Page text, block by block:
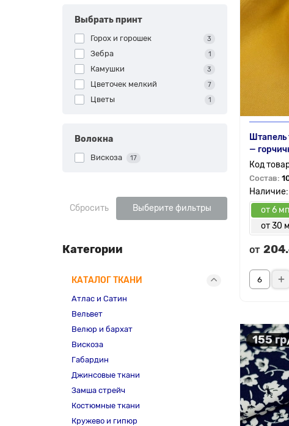
Выбрать принт
Горох и горошек 3
Зебра 1
Камушки 3
Цветочек мелкий 7
Цветы 1
Волокна
Вискоза 17
Сбросить Выберите фильтры
Категории
КАТАЛОГ ТКАНИ
Атлас и Сатин
Вельвет
Велюр и бархат
Вискоза
Габардин
Джинсовые ткани
Замша стрейч
Костюмные ткани
Кружево и гипюр
Штапель
—
Состав:
от 6 мп
от 30
от
155